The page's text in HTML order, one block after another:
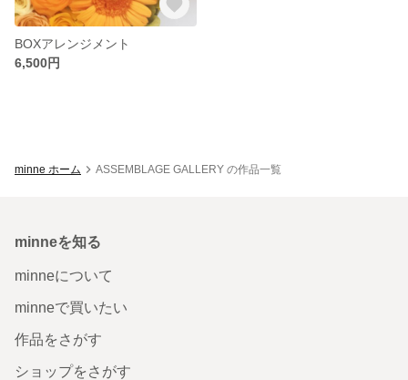
BOXアレンジメント
6,500円
minne ホーム ASSEMBLAGE GALLERY の作品一覧
minneを知る
minneについて
minneで買いたい
作品をさがす
ショップをさがす